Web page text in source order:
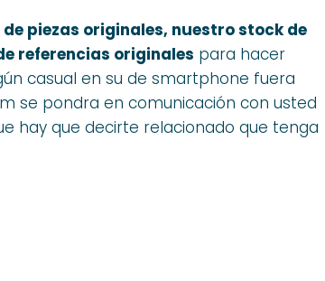
de piezas originales, nuestro stock de
referencias originales para hacer
casual en su de smartphone fuera
se pondra en comunicación con usted
hay que decirte relacionado que tenga